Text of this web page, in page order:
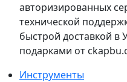
авторизированных
технической
быстрой доставкой в
подарками от
Инструменты